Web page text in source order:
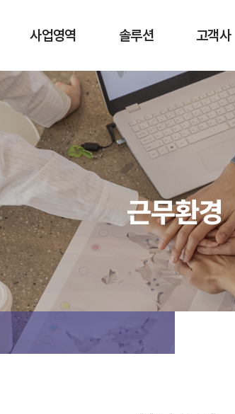
사업영역
네트워크 컨설팅 및
구축
네트워크 구축 대행
네트워크 공사
네트워크 유지보수
CCTV 및 출입통제
솔루션
엔터프라이즈
네트워크
보안 네트워크
IoT 보안 솔루션
지능형 케이블
고객사
고객사
근무환경